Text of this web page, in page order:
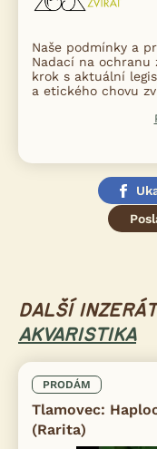
Naše podmínky a
Nadací na
krok s aktuální
a etického chovu
DALŠÍ
AKVARISTIKA
PRODÁM
Tlamovec:
(Rarita)